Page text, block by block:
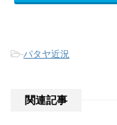
-パタヤ近況
関連記事